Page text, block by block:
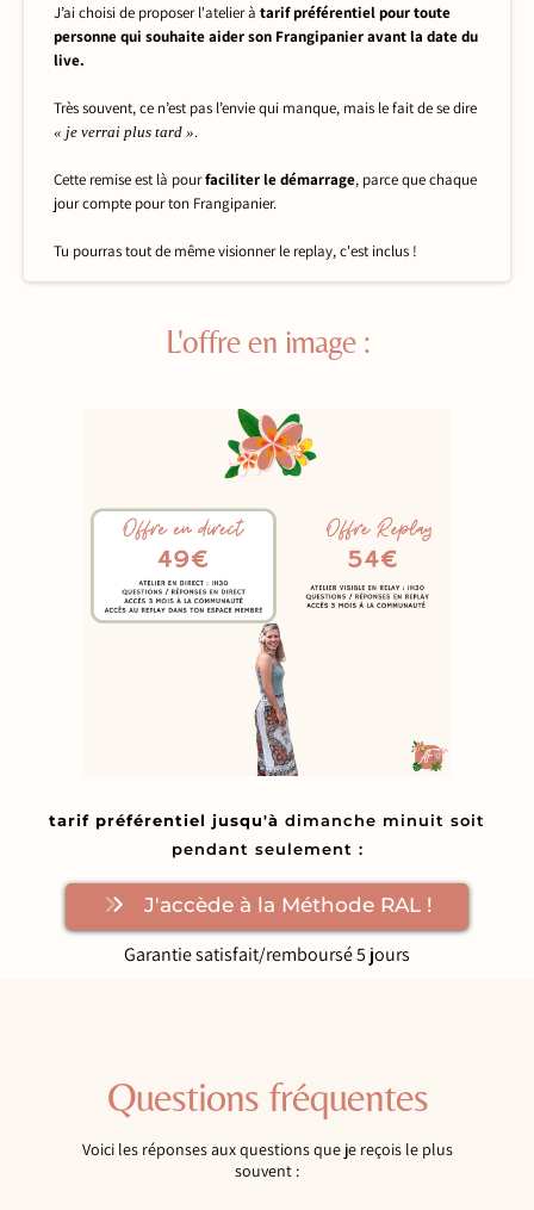
J’ai choisi de proposer l'atelier à tarif préférentiel pour toute
personne qui souhaite aider son Frangipanier avant la date du
live.
Très souvent, ce n’est pas l’envie qui manque, mais le fait de se dire
« je verrai plus tard ».
Cette remise est là pourfaciliter le démarrage, parce que chaque
jour compte pour ton Frangipanier.
Tu pourras tout de même visionner le replay, c'est inclus !
L'offre en image :
tarif préférentiel jusqu'à dimanche minuit soit
pendant seulement :
J'accède à la Méthode RAL !
Garantie satisfait/remboursé 5 jours
Questions fréquentes
Voici les réponses aux questions que je reçois le plus
souvent :